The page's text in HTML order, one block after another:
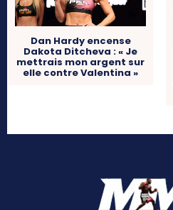
Dan Hardy encense
Dakota Ditcheva : « Je
mettrais mon argent sur
elle contre Valentina »